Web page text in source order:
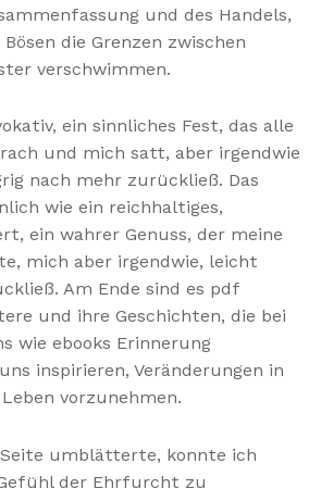
und des Handels,
Bösen die Grenzen zwischen
verschwimmen.
ein sinnliches Fest, das alle
und mich satt, aber irgendwie
nach mehr zurückließ. Das
wie ein reichhaltiges,
ein wahrer Genuss, der meine
mich aber irgendwie, leicht
Am Ende sind es pdf
und ihre Geschichten, die bei
wie ebooks Erinnerung
inspirieren, Veränderungen in
vorzunehmen.
umblätterte, konnte ich
der Ehrfurcht zu